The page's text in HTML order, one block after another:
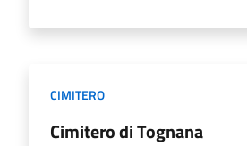
CIMITERO
Cimitero di Tognana